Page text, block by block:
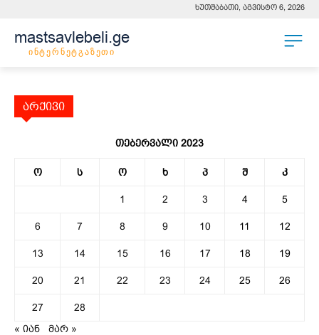
ხუთშაბათი, აგვისტო 6, 2026
mastsavlebeli.ge
ინტერნეტგაზეთი
არქივი
თებერვალი 2023
ო ს ო ხ პ შ კ
1 2 3 4 5
6 7 8 9 10 11 12
13 14 15 16 17 18 19
20 21 22 23 24 25 26
27
28
« იან
მარ »